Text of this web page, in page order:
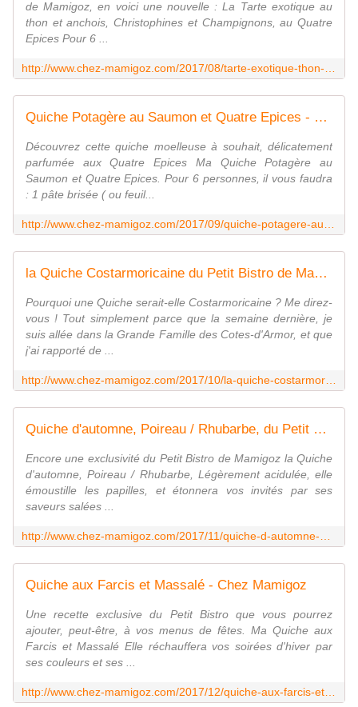
de Mamigoz, en voici une nouvelle : La Tarte exotique au
thon et anchois, Christophines et Champignons, au Quatre
Epices Pour 6 ...
Quiche Potagère au Saumon et Quatre Epices - Chez Mamigoz
Découvrez cette quiche moelleuse à souhait, délicatement
parfumée aux Quatre Epices Ma Quiche Potagère au
Saumon et Quatre Epices. Pour 6 personnes, il vous faudra
: 1 pâte brisée ( ou feuil...
la Quiche Costarmoricaine du Petit Bistro de Mamigoz - Chez Mamigoz
Pourquoi une Quiche serait-elle Costarmoricaine ? Me direz-
vous ! Tout simplement parce que la semaine dernière, je
suis allée dans la Grande Famille des Cotes-d'Armor, et que
j'ai rapporté de ...
Quiche d'automne, Poireau / Rhubarbe, du Petit Bistro de Mamigoz - Chez Mamigoz
Encore une exclusivité du Petit Bistro de Mamigoz la Quiche
d'automne, Poireau / Rhubarbe, Légèrement acidulée, elle
émoustille les papilles, et étonnera vos invités par ses
saveurs salées ...
Quiche aux Farcis et Massalé - Chez Mamigoz
Une recette exclusive du Petit Bistro que vous pourrez
ajouter, peut-être, à vos menus de fêtes. Ma Quiche aux
Farcis et Massalé Elle réchauffera vos soirées d'hiver par
ses couleurs et ses ...